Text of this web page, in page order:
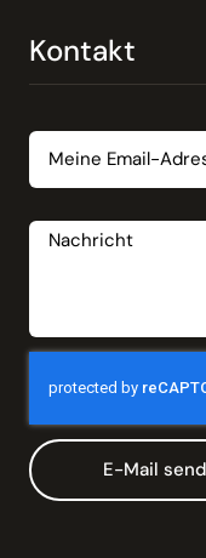
Kontakt
E-Mail